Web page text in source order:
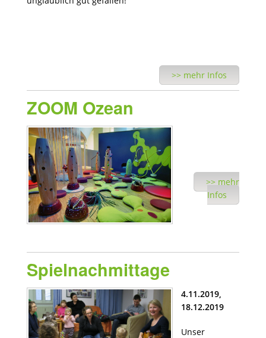
>> mehr Infos
ZOOM Ozean
>> mehr
Infos
Spielnachmittage
4.11.2019,
18.12.2019
Unser